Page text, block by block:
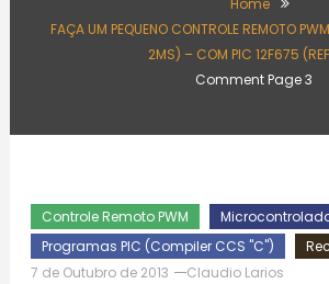
Home
FAÇA UM PEQUENO CONTROLE REMOTO
2MS) – COM PIC 12F675
Comment Page 3
Controle Remoto PWM
Programas PIC (Compiler CCS "C")
7 de Outubro de 2013
Claudio Larios